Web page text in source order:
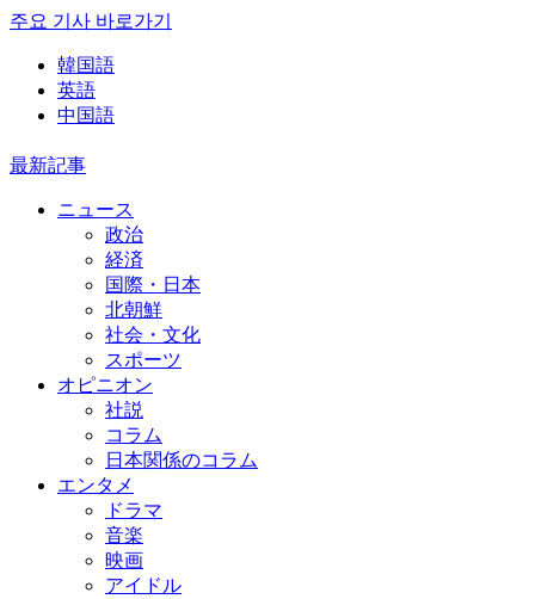
주요 기사 바로가기
韓国語
英語
中国語
最新記事
ニュース
政治
経済
国際・日本
北朝鮮
社会・文化
スポーツ
オピニオン
社説
コラム
日本関係のコラム
エンタメ
ドラマ
音楽
映画
アイドル